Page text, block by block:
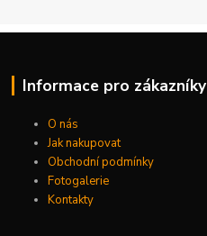
Informace pro zákazníky
O nás
Jak nakupovat
Obchodní podmínky
Fotogalerie
Kontakty